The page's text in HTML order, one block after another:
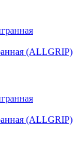
(ALLGRIP)
(ALLGRIP)